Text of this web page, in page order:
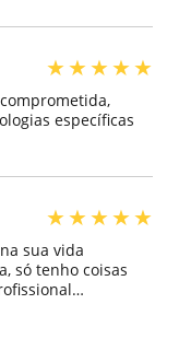
★★★★★
específicas
★★★★★